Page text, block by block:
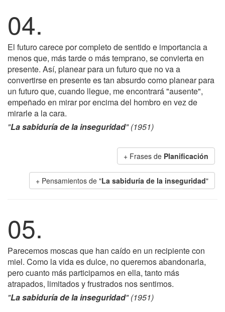
04.
El futuro carece por completo de sentido e importancia a
menos que, más tarde o más temprano, se convierta en
presente. Así, planear para un futuro que no va a
convertirse en presente es tan absurdo como planear para
un futuro que, cuando llegue, me encontrará "ausente",
empeñado en mirar por encima del hombro en vez de
mirarle a la cara.
"La sabiduría de la inseguridad" (1951)
+ Frases de Planificación
+ Pensamientos de "La sabiduría de la inseguridad"
05.
Parecemos moscas que han caído en un recipiente con
miel. Como la vida es dulce, no queremos abandonarla,
pero cuanto más participamos en ella, tanto más
atrapados, limitados y frustrados nos sentimos.
"La sabiduría de la inseguridad" (1951)